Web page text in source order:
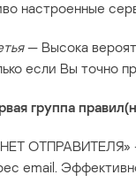
настроенные
— Высока
если Вы точно
группа
ОТПРАВИТЕЛЯ»
email.